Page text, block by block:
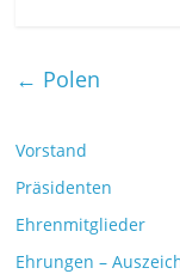
← Polen
Vorstand
Präsidenten
Ehrenmitglieder
Ehrungen –